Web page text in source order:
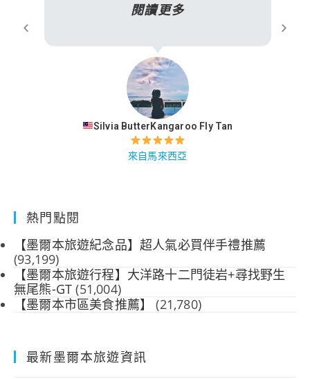
閱讀更多
Silvia ButterKangaroo Fly Tan
來自馬來西亞
熱門點閱
【墨爾本旅遊紀念品】超人氣必買伴手禮推薦
(93,199)
【墨爾本旅遊行程】大洋路十二門徒岩+尋找野生
無尾熊-GT (51,004)
【墨爾本市區美食推薦】
(21,780)
最新墨爾本旅遊資訊